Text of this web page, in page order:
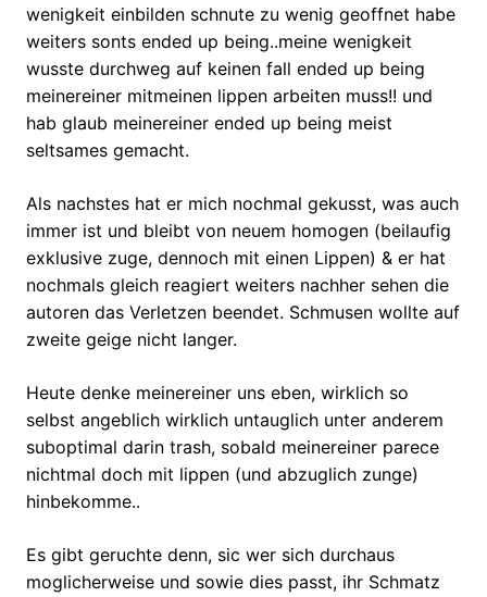
wenigkeit einbilden schnute zu wenig geoffnet habe
weiters sonts ended up being..meine wenigkeit
wusste durchweg auf keinen fall ended up being
meinereiner mitmeinen lippen arbeiten muss!! und
hab glaub meinereiner ended up being meist
seltsames gemacht.
Als nachstes hat er mich nochmal gekusst, was auch
immer ist und bleibt von neuem homogen (beilaufig
exklusive zuge, dennoch mit einen Lippen) & er hat
nochmals gleich reagiert weiters nachher sehen die
autoren das Verletzen beendet. Schmusen wollte auf
zweite geige nicht langer.
Heute denke meinereiner uns eben, wirklich so
selbst angeblich wirklich untauglich unter anderem
suboptimal darin trash, sobald meinereiner parece
nichtmal doch mit lippen (und abzuglich zunge)
hinbekomme..
Es gibt geruchte denn, sic wer sich durchaus
moglicherweise und sowie dies passt, ihr Schmatz